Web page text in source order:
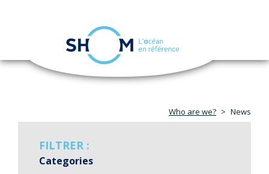
Skip
navigation
Who are we? News
FILTRER :
Categories